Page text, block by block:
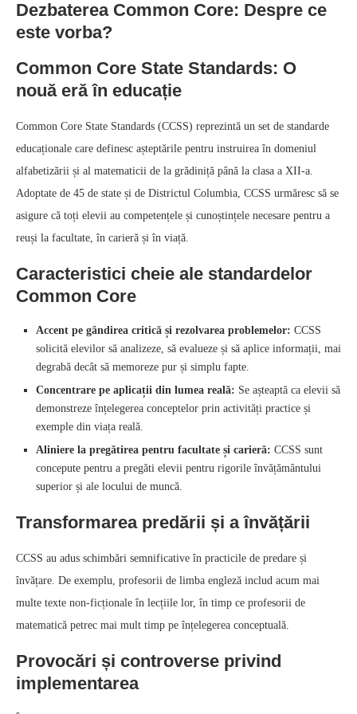
Dezbaterea Common Core: Despre ce
este vorba?
Common Core State Standards: O
nouă eră în educație
Common Core State Standards (CCSS) reprezintă un set de standarde
educaționale care definesc așteptările pentru instruirea în domeniul
alfabetizării și al matematicii de la grădiniță până la clasa a XII-a.
Adoptate de 45 de state și de Districtul Columbia, CCSS urmăresc să se
asigure că toți elevii au competențele și cunoștințele necesare pentru a
reuși la facultate, în carieră și în viață.
Caracteristici cheie ale standardelor
Common Core
Accent pe gândirea critică și rezolvarea problemelor: CCSS
solicită elevilor să analizeze, să evalueze și să aplice informații, mai
degrabă decât să memoreze pur și simplu fapte.
Concentrare pe aplicații din lumea reală: Se așteaptă ca elevii să
demonstreze înțelegerea conceptelor prin activități practice și
exemple din viața reală.
Aliniere la pregătirea pentru facultate și carieră: CCSS sunt
concepute pentru a pregăti elevii pentru rigorile învățământului
superior și ale locului de muncă.
Transformarea predării și a învățării
CCSS au adus schimbări semnificative în practicile de predare și
învățare. De exemplu, profesorii de limba engleză includ acum mai
multe texte non-ficționale în lecțiile lor, în timp ce profesorii de
matematică petrec mai mult timp pe înțelegerea conceptuală.
Provocări și controverse privind
implementarea